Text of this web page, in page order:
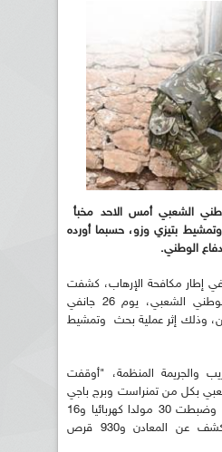
الشعبي أمس الاحد مخبأ
وتمشيط بتيزي وزو، حسبما أورده
الوطني.
إطار مكافحة الإرهاب، كشفت
ودمرت مفرزة للجيش الوطني الشعبي، يوم 26 جانفي
للإرهابيين، وذلك إثر عملية بحث وتمشيط
والجريمة المنظمة، "أوقفت
بكل من تمنراست وبرج باجي
مختار/ن.ع.6، (11) شخصا وضبطت 30 مولدا كهربائيا و16
مطرقة ضغط و جهاز كشف عن المعادن و930 قرص